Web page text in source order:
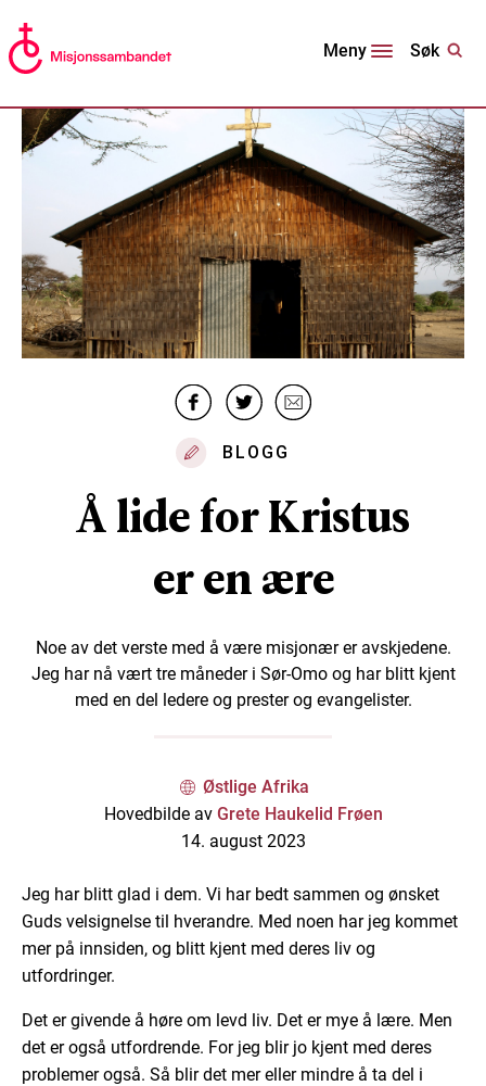
Meny Søk
BLOGG
Å lide for Kristus
er en ære
Noe av det verste med å være misjonær er avskjedene.
Jeg har nå vært tre måneder i Sør-Omo og har blitt kjent
med en del ledere og prester og evangelister.
Østlige Afrika
Hovedbilde av Grete Haukelid Frøen
14. august 2023
Jeg har blitt glad i dem. Vi har bedt sammen og ønsket
Guds velsignelse til hverandre. Med noen har jeg kommet
mer på innsiden, og blitt kjent med deres liv og
utfordringer.
Det er givende å høre om levd liv. Det er mye å lære. Men
det er også utfordrende. For jeg blir jo kjent med deres
problemer også. Så blir det mer eller mindre å ta del i